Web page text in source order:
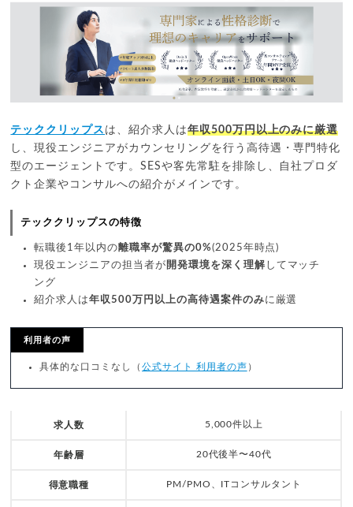
テッククリップス は、紹介求人は年収500万円以上のみに厳選
し、現役エンジニアがカウンセリングを行う高待遇・専門特化
型のエージェントです。SESや客先常駐を排除し、自社プロダ
クト企業やコンサルへの紹介がメインです。
テッククリップスの特徴
転職後1年以内の離職率が驚異の0%(2025年時点)
現役エンジニアの担当者が 開発環境を深く理解 してマッチ
ング
紹介求人は年収500万円以上の高待遇案件のみに厳選
利用者の声
具体的な口コミなし（公式サイト 利用者の声 ）
求人数 5,000件以上
年齢層 20代後半〜40代
得意職種 PM/PMO、ITコンサルタント